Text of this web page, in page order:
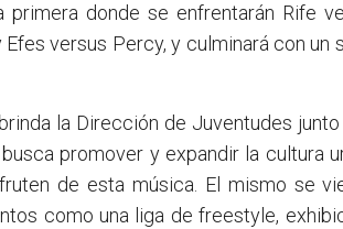
donde se enfrentarán Rife
versus Percy, y culminará con un
la Dirección de Juventudes
promover y expandir la cultura
de esta música. El mismo se
como una liga de freestyle,